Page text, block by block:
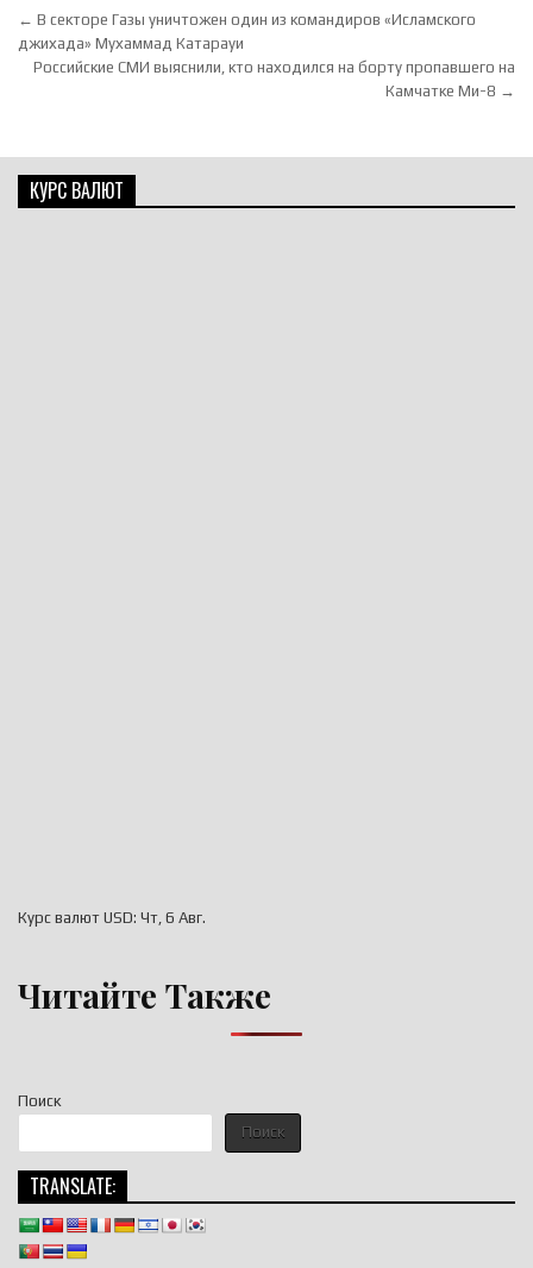
Навигация по записям
← В секторе Газы уничтожен один из командиров «Исламского
джихада» Мухаммад Катарауи
Российские СМИ выяснили, кто находился на борту пропавшего на
Камчатке Ми-8 →
Поиск
Поиск
TRANSLATE:
КУРС ВАЛЮТ
Курс валют USD: Чт, 6 Авг.
Читайте Также